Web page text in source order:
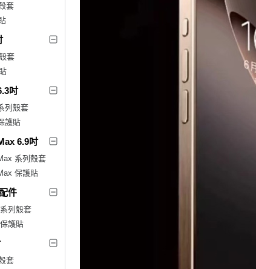
套
套
吋
列殼套
護貼
6.9吋
系列殼套
保護貼
件
列殼套
護貼
套